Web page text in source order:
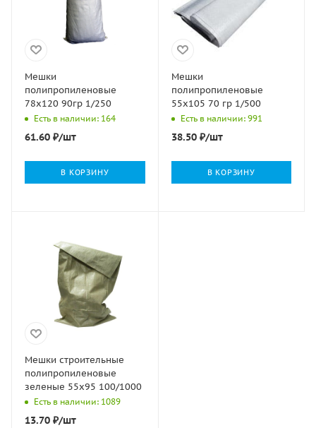
Мешки
полипропиленовые
78х120 90гр 1/250
Есть в наличии: 164
61.60 ₽/шт
В КОРЗИНУ
Мешки
полипропиленовые
55х105 70 гр 1/500
Есть в наличии: 991
38.50₽/шт
В КОРЗИНУ
Мешки строительные
полипропиленовые
зеленые 55х95 100/1000
Есть в наличии: 1089
13.70 ₽/шт